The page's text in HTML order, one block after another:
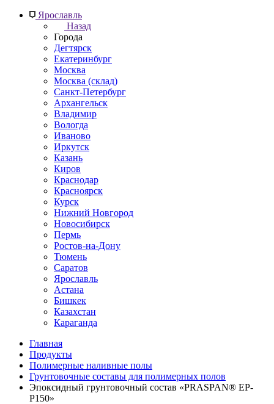
Ярославль
Назад
Города
Дегтярск
Екатеринбург
Москва
Москва (склад)
Санкт-Петербург
Архангельск
Владимир
Вологда
Иваново
Иркутск
Казань
Киров
Краснодар
Красноярск
Курск
Нижний Новгород
Новосибирск
Пермь
Ростов-на-Дону
Тюмень
Саратов
Ярославль
Астана
Бишкек
Казахстан
Караганда
Главная
Продукты
Полимерные наливные полы
Грунтовочные составы для полимерных полов
Эпоксидный грунтовочный состав «PRASPAN® EP-
P150»